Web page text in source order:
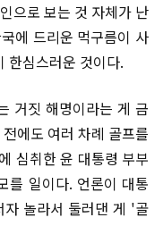
으로 보는 것 자체가 난
에 드리운 먹구름이 사
한심스러운 것이다.
거짓 해명이라는 게 금
에도 여러 차례 골프를
심취한 윤 대통령 부부
를 일이다. 언론이 대통
놀라서 둘러댄 게 '골